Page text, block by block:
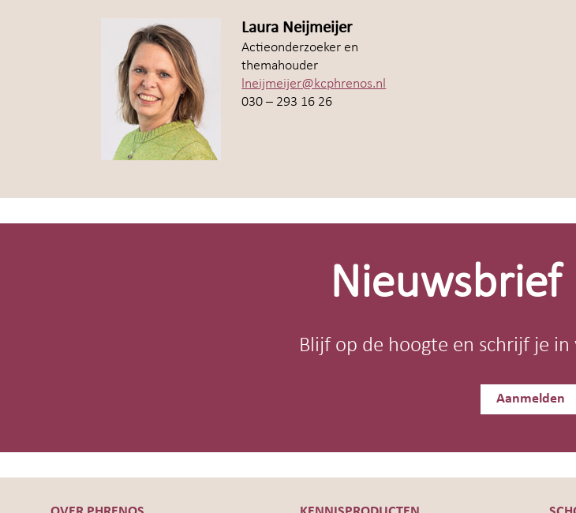
Laura Neijmeijer
Actieonderzoeker en
themahouder
lneijmeijer@kcphrenos.nl
030 – 293 16 26
footer
Nieuwsbrief
Blijf op de hoogte en schrijf je
Aanmelden